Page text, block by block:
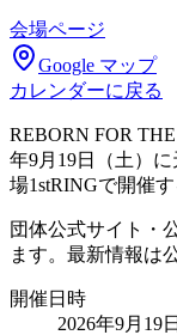
会場ページ
Google マップ
カレンダーに戻る
REBORN FOR
年9月19日（土）
場1stRINGで開催
団体公式サイト・
ます。最新情報は
開催日時
2026年9月19